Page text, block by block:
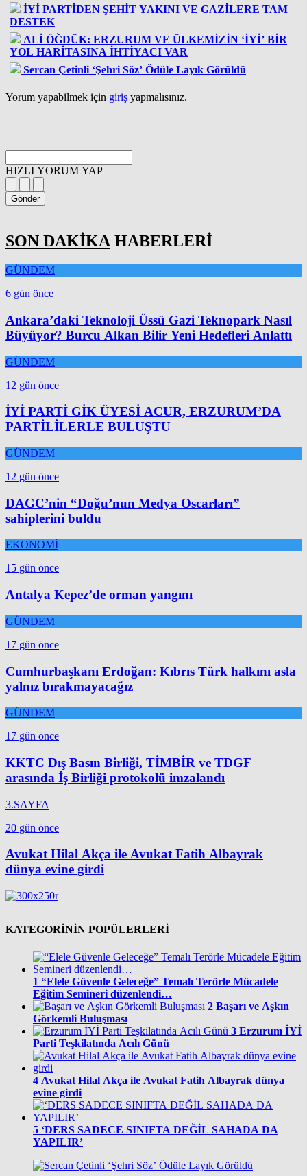
İYİ PARTİDEN ŞEHİT YAKINI VE GAZİLERE TAM
DESTEK
ALİ ÖĞDÜK: ERZURUM VE ÜLKEMİZİN ‘İYİ’ BİR
YOL HARİTASINA İHTİYACI VAR
Sercan Çetinli ‘Şehri Söz’ Ödüle Layık Görüldü
Yorum yapabilmek için giriş yapmalısınız.
HIZLI YORUM YAP
Gönder
SON DAKİKA HABERLERİ
GÜNDEM
6 gün önce
Ankara’daki Teknoloji Üssü Gazi Teknopark Nasıl
Büyüyor? Burcu Alkan Bilir Yeni Hedefleri Anlattı
GÜNDEM
12 gün önce
İYİ PARTİ GİK ÜYESİ ACUR, ERZURUM’DA
PARTİLİLERLE BULUŞTU
GÜNDEM
12 gün önce
DAGC’nin “Doğu’nun Medya Oscarları”
sahiplerini buldu
EKONOMİ
15 gün önce
Antalya Kepez’de orman yangını
GÜNDEM
17 gün önce
Cumhurbaşkanı Erdoğan: Kıbrıs Türk halkını asla
yalnız bırakmayacağız
GÜNDEM
17 gün önce
KKTC Dış Basın Birliği, TİMBİR ve TDGF
arasında İş Birliği protokolü imzalandı
3.SAYFA
20 gün önce
Avukat Hilal Akça ile Avukat Fatih Albayrak
dünya evine girdi
KATEGORİNİN POPÜLERLERİ
1 “Elele Güvenle Geleceğe” Temalı Terörle Mücadele
Eğitim Semineri düzenlendi…
2 Başarı ve Aşkın
Görkemli Buluşması
3 Erzurum İYİ
Parti Teşkilatında Acılı Günü
4 Avukat Hilal Akça ile Avukat Fatih Albayrak dünya
evine girdi
5 ‘DERS SADECE SINIFTA DEĞİL SAHADA DA
YAPILIR’